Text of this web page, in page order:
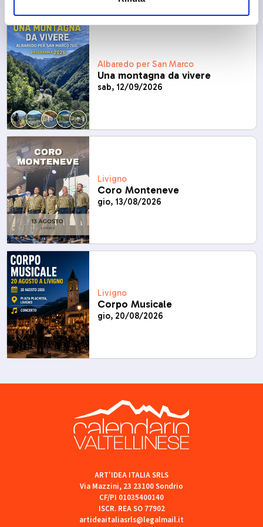
Albaredo per San Marco
Una montagna da vivere
sab, 12/09/2026
Livigno
Coro Monteneve
gio, 13/08/2026
Livigno
Corpo Musicale
gio, 20/08/2026
ART'IDEA ITALIA SRLS
Via Mazzini, 23 23100 Sondrio
CF/PI 01035400140
ISCR. REA SO 77902
artideaitaliasrls@legalmail.it